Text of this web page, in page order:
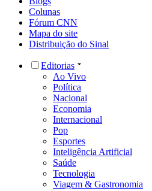
Colunas
Fórum CNN
Mapa do site
Distribuição do Sinal
Editorias
Ao Vivo
Política
Nacional
Economia
Internacional
Pop
Esportes
Inteligência Artificial
Saúde
Tecnologia
Viagem & Gastronomia